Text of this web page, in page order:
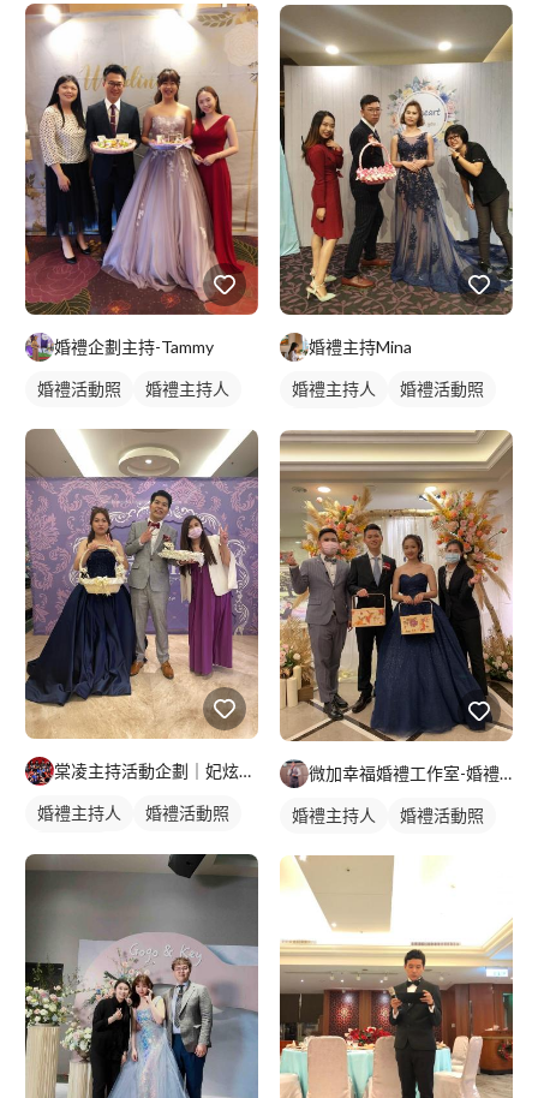
婚禮企劃主持-Tammy
婚禮活動照 婚禮主持人
棠凌主持活動企劃｜妃炫樂團
婚禮主持人
婚禮活動照
婚禮主持Mina
婚禮主持人
婚禮活動照
微加幸福婚禮工作室-婚禮主持人JUNGLE
婚禮主持人 婚禮活動照